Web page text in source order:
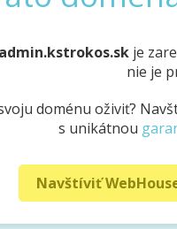
admin.kstrokos.skje
nie je
doménu oživiť?
s unikátnou
Navštíviť